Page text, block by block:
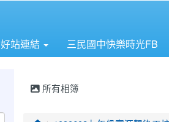
好站連結 三民國中快樂時光FB
所有相簿